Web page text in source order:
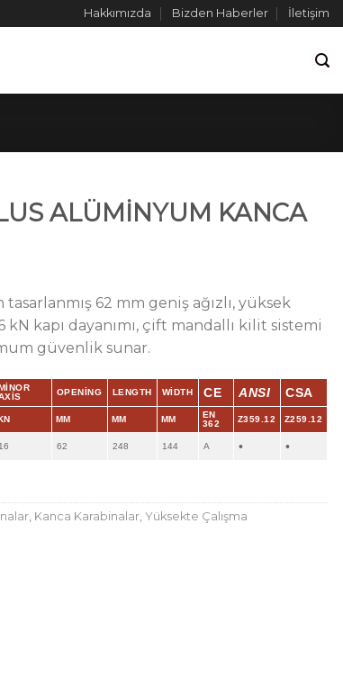
Hakkımızda Bizden Haberler İletişim
ALÜMİNYUM KANCA
62 mm geniş ağızlı, yüksek
kapı dayanımı, çift mandallı kilit sistemi
güvenlik sunar.
OPENING LENGTH WIDTH CE ANSI CSA
MM MM MM
EN
362
Z359.12 Z259.12
16 62 248 144 A • •
Kanca Karabinalar Yüksekte Çalışma